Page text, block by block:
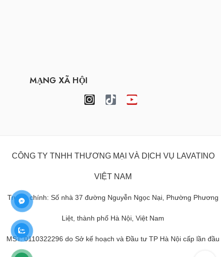
MẠNG XÃ HỘI
CÔNG TY TNHH THƯƠNG MẠI VÀ DỊCH VỤ LAVATINO
VIỆT NAM
Trụ sở chính: Số nhà 37 đường Nguyễn Ngọc Nại, Phường Phương
Liệt, thành phố Hà Nội, Việt Nam
MST: 0110322296 do Sở kế hoạch và Đầu tư TP Hà Nội cấp lần đầu